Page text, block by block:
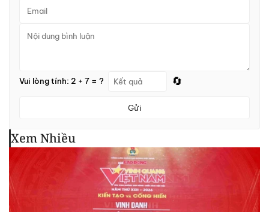
Vui lòng tính: 2 + 7 = ? 🔄
Gửi
Xem Nhiều